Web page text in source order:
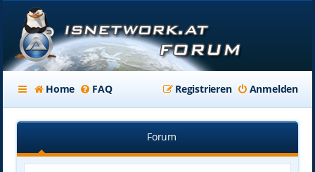
Home FAQ Anmelden
Registrieren
Forum